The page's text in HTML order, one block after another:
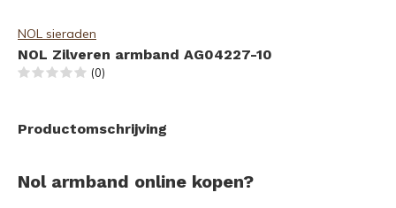
NOL sieraden
NOL Zilveren armband AG04227-10
(0)
Productomschrijving
Nol armband online kopen?